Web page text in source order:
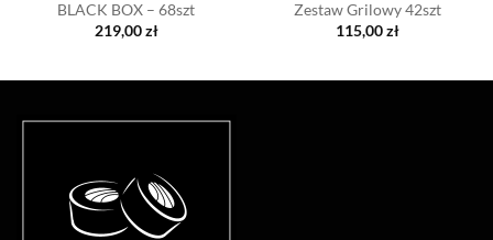
BLACK BOX – 68szt
219,00zł
Zestaw Grilowy 42szt
115,00zł